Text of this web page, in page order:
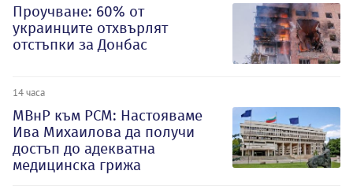
Проучване: 60% от
украинците отхвърлят
отстъпки за Донбас
14 часа
МВнР към РСМ: Настояваме
Ива Михаилова да получи
достъп до адекватна
медицинска грижа